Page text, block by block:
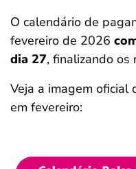
O calendário de
fevereiro de 2026
dia 27, finalizando os
Veja a imagem oficial
em fevereiro: